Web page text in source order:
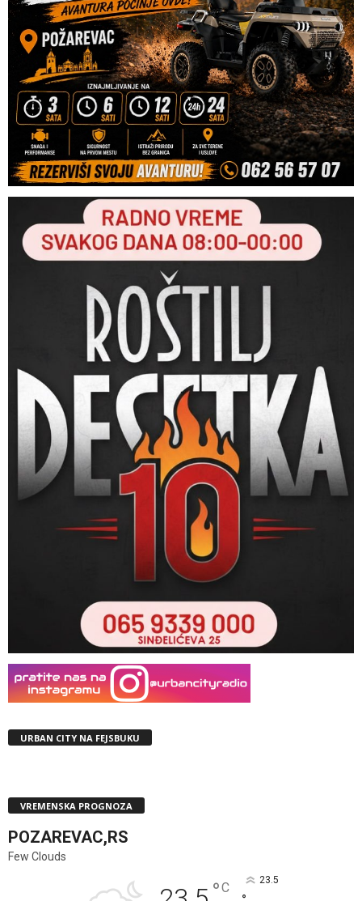
URBAN CITY NA FEJSBUKU
VREMENSKA PROGNOZA
POZAREVAC,RS
Few Clouds
°C 23.5